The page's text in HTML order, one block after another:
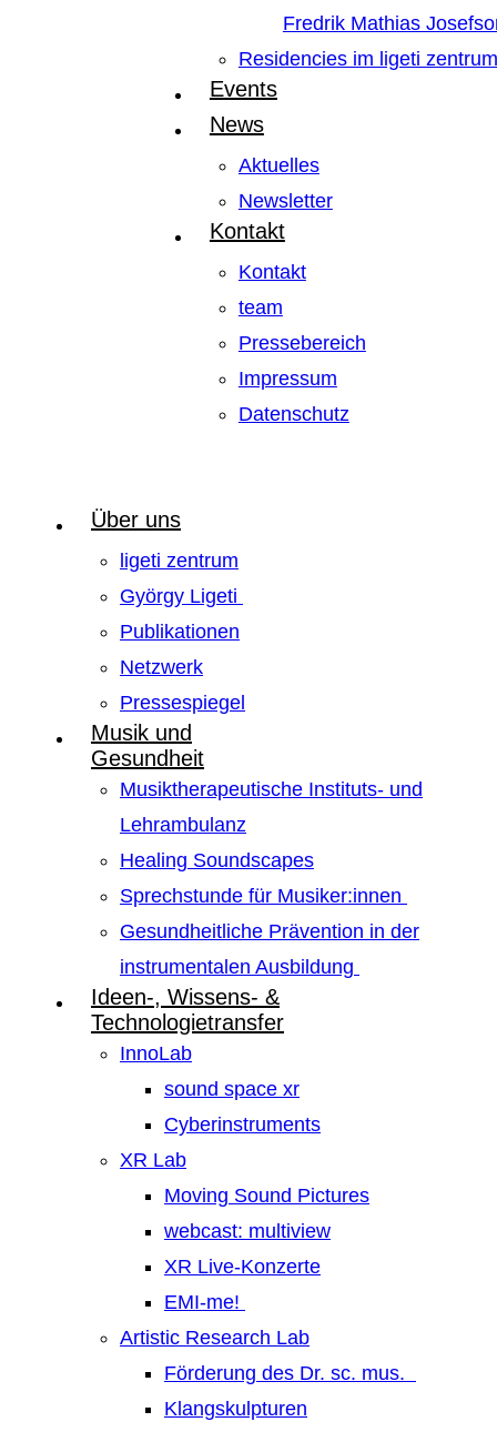
Fredrik Mathias
Residencies im ligeti zentrum
Events
News
Aktuelles
Newsletter
Kontakt
Kontakt
team
Pressebereich
Impressum
Datenschutz
Über uns
ligeti zentrum
György Ligeti
Publikationen
Netzwerk
Pressespiegel
Musik und
Gesundheit
Musiktherapeutische Instituts- und
Lehrambulanz
Healing Soundscapes
Sprechstunde für Musiker:innen
Gesundheitliche Prävention in der
instrumentalen Ausbildung
Ideen-, Wissens- &
Technologietransfer
InnoLab
sound space xr
Cyberinstruments
XR Lab
Moving Sound Pictures
webcast: multiview
XR Live-Konzerte
EMI-me!
Artistic Research Lab
Förderung des Dr. sc. mus.
Klangskulpturen